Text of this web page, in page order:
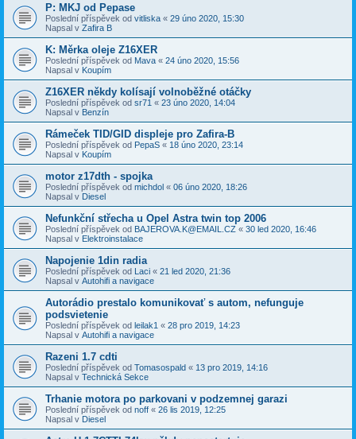
P: MKJ od Pepase
Poslední příspěvek od vitliska « 29 úno 2020, 15:30
Napsal v Zafira B
K: Měrka oleje Z16XER
Poslední příspěvek od Mava « 24 úno 2020, 15:56
Napsal v Koupím
Z16XER někdy kolísají volnoběžné otáčky
Poslední příspěvek od sr71 « 23 úno 2020, 14:04
Napsal v Benzín
Rámeček TID/GID displeje pro Zafira-B
Poslední příspěvek od PepaS « 18 úno 2020, 23:14
Napsal v Koupím
motor z17dth - spojka
Poslední příspěvek od michdol « 06 úno 2020, 18:26
Napsal v Diesel
Nefunkční střecha u Opel Astra twin top 2006
Poslední příspěvek od BAJEROVA.K@EMAIL.CZ « 30 led 2020, 16:46
Napsal v Elektroinstalace
Napojenie 1din radia
Poslední příspěvek od Laci « 21 led 2020, 21:36
Napsal v Autohifi a navigace
Autorádio prestalo komunikovať s autom, nefunguje
podsvietenie
Poslední příspěvek od leilak1 « 28 pro 2019, 14:23
Napsal v Autohifi a navigace
Razeni 1.7 cdti
Poslední příspěvek od Tomasospald « 13 pro 2019, 14:16
Napsal v Technická Sekce
Trhanie motora po parkovani v podzemnej garazi
Poslední příspěvek od noff « 26 lis 2019, 12:25
Napsal v Diesel